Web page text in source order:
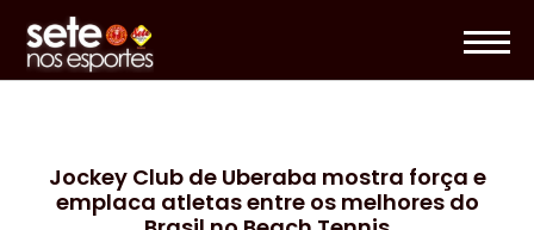
Jockey Club de Uberaba mostra força e
emplaca atletas entre os melhores do